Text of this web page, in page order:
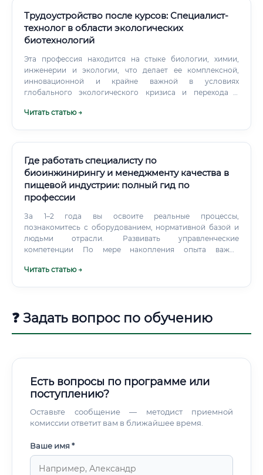
Трудоустройство после курсов: Специалист-
технолог в области экологических
биотехнологий
Эта профессия находится на стыке биологии, химии,
инженерии и экологии, что делает ее комплексной,
инновационной и крайне важной в условиях
глобального экологического кризиса и перехода к
задачи специалиста Круг обязанностей технолога в
предприятие, стартап). Однако можно выделить
основной перечень задач: Исследовательская
деятельность (R&D): Поиск и культивирование штаммов
микроорганизмов с необходимыми свойствами,
проведение лабораторных экспериментов для проверки
их эффективности.
Читать статью →
Где работать специалисту по
биоинжинирингу и менеджменту качества в
пищевой индустрии: полный гид по
профессии
За 1–2 года вы освоите реальные процессы,
познакомитесь с оборудованием, нормативной базой и
людьми отрасли. Развивать управленческие
компетенции По мере накопления опыта важно
навыки: умение вести переговоры, управлять командой,
изменениями.
Читать статью →
❓ Задать вопрос по обучению
Есть вопросы по программе или
поступлению?
Оставьте сообщение — методист приемной
комиссии ответит вам в ближайшее время.
Ваше имя *